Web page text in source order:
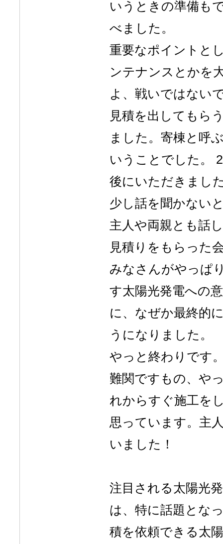
いうときの準備も
べました。
重要なポイントと
ンテナンスとかを
よ、戦いではない
見積を出してもら
ました。寄棟と呼
いうことでした。
後にいただきまし
少し話を聞かない
主人や両親とも話
見積りをもらった
みなさんがやっぱ
す太陽光発電への
に、なぜか最終的
うになりました。
やっと終わりです
難関ですもの、や
れからすぐ施工を
思っています。主
いました！
注目される太陽光
は、特に話題とな
積を依頼できる太